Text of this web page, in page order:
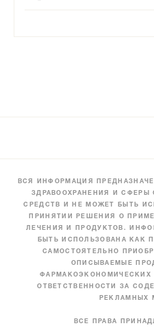
ВСЯ ИНФОРМАЦИЯ
ЗДРАВООХРАНЕНИЯ И СФЕРЫ
СРЕДСТВ И НЕ МОЖЕТ БЫТЬ
ПРИНЯТИИ РЕШЕНИЯ О
ЛЕЧЕНИЯ И ПРОДУКТОВ.
БЫТЬ ИСПОЛЬЗОВАНА КАК
САМОСТОЯТЕЛЬНО
ОПИСЫВАЕМЫЕ
ФАРМАКОЭКОНОМИЧЕСКИХ
ОТВЕТСТВЕННОСТИ ЗА
РЕКЛАМНЫХ
ВСЕ ПРАВА